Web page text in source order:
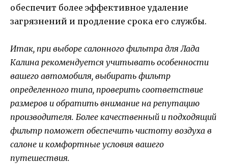
обеспечит более эффективное удаление
загрязнений и продление срока его службы.
Итак, при выборе салонного фильтра для Лада
Калина рекомендуется учитывать особенности
вашего автомобиля, выбирать фильтр
определенного типа, проверить соответствие
размеров и обратить внимание на репутацию
производителя. Более качественный и подходящий
фильтр поможет обеспечить чистоту воздуха в
салоне и комфортные условия вашего
путешествия.